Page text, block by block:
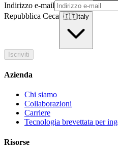
Indirizzo e-mail
Repubblica Ceca 🇮🇹Italy
Iscriviti
Azienda
Chi siamo
Collaborazioni
Carriere
Tecnologia brevettata per
Risorse